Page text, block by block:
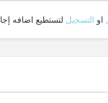
او التسجيل لتستطيع اضافه